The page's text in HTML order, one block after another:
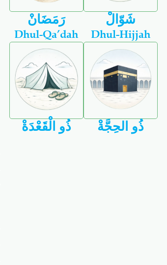
رَمَضَانْ شَوّالْ
Dhul-Qa’dah
ذُو الْقَعْدَةْ
Dhul-Hijjah
ذُو الحِجَّةْ